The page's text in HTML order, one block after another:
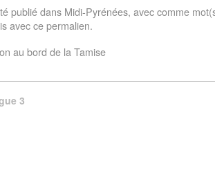
publié dans Midi-Pyrénées, avec comme
avecce permalien.
au bord de la Tamise
3